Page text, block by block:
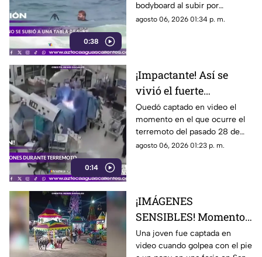
0:38
bodyboard al subir por
iniciativa propia a su tabla y
agosto 06, 2026 01:34 p. m.
0:14
¡Impactante! Así se
vivió el fuerte
terremoto en el
quirófano de un
hospital
Quedó captado en video el
momento en el que ocurre el
terremoto del pasado 28 de
julio en Japón al interior de un
agosto 06, 2026 01:23 p. m.
¡IMÁGENES
SENSIBLES! Momento
en el que mujer golpea
a un pony durante una
Una joven fue captada en
video cuando golpea con el pie